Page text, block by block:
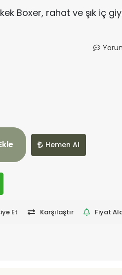
Boxer, rahat ve şık iç
Hemen Al
Et Karşılaştır
Fiyat